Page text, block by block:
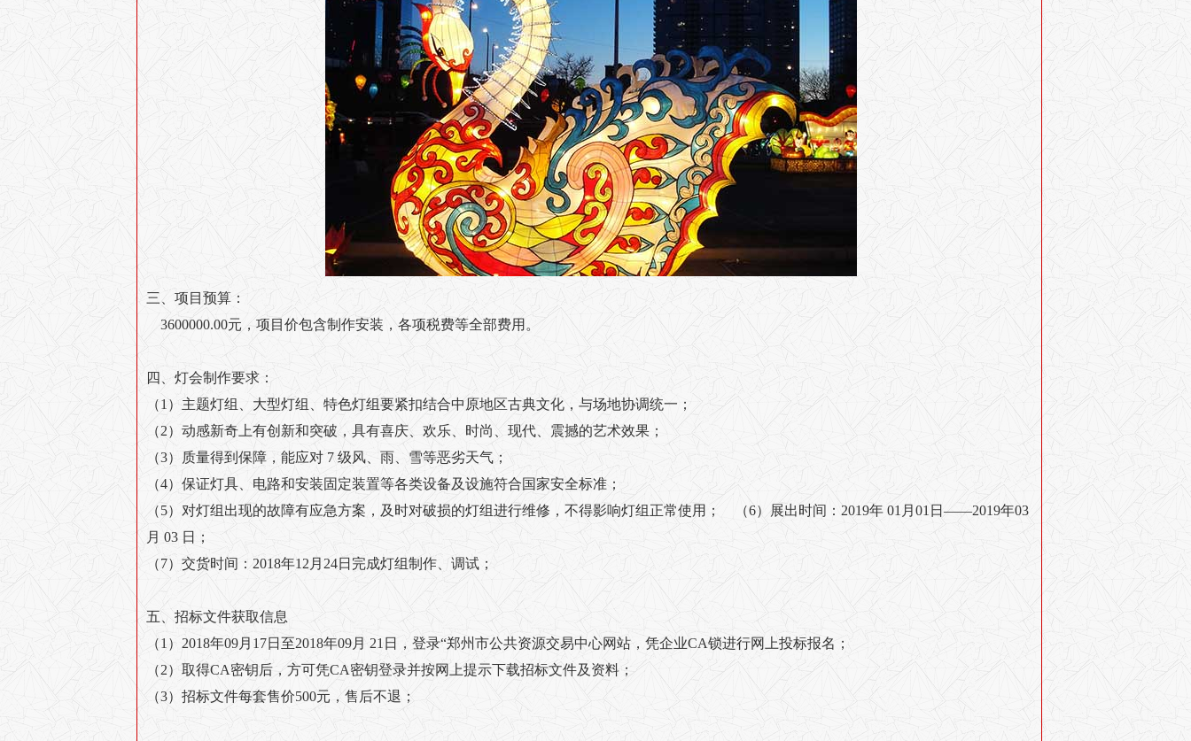
三、项目预算：
3600000.00元，项目价包含制作安装，各项税费等全部费用。
四、灯会制作要求：
（1）主题灯组、大型灯组、特色灯组要紧扣结合中原地区古典文化，与场地协调统一；
（2）动感新奇上有创新和突破，具有喜庆、欢乐、时尚、现代、震撼的艺术效果；
（3）质量得到保障，能应对 7 级风、雨、雪等恶劣天气；
（4）保证灯具、电路和安装固定装置等各类设备及设施符合国家安全标准；
（5）对灯组出现的故障有应急方案，及时对破损的灯组进行维修，不得影响灯组正常使用；
（6）展出时间：2019年 01月01日——2019年03
月 03 日；
（7）交货时间：2018年12月24日完成灯组制作、调试；
五、招标文件获取信息
（1）2018年09月17日至2018年09月 21日，登录“郑州市公共资源交易中心网站，凭企业CA锁进行网上投标报名；
（2）取得CA密钥后，方可凭CA密钥登录并按网上提示下载招标文件及资料；
（3）招标文件每套售价500元，售后不退；